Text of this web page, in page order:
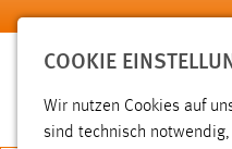
Zum Hauptinhalt springen
COOKIE
Wir nutzen Cookies auf
sind technisch